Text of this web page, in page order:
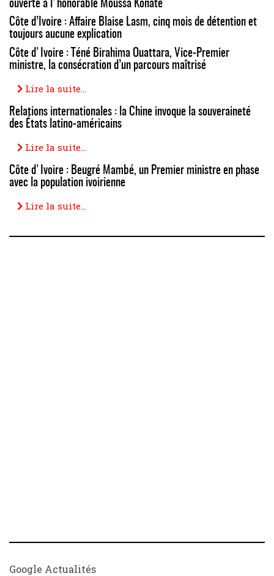
ouverte à l'honorable Moussa Konaté
Côte d’Ivoire : Affaire Blaise Lasm, cinq mois de détention et
toujours aucune explication
Côte d'Ivoire : Téné Birahima Ouattara, Vice-Premier
ministre, la consécration d’un parcours maîtrisé
Lire la suite...
Relations internationales : la Chine invoque la souveraineté
des États latino-américains
Lire la suite...
Côte d'Ivoire : Beugré Mambé, un Premier ministre en phase
avec la population ivoirienne
Lire la suite...
Google Actualités